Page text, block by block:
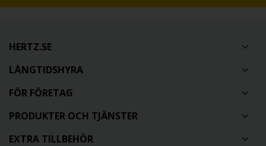
HERTZ.SE
LÅNGTIDSHYRA
FÖR FÖRETAG
PRODUKTER OCH TJÄNSTER
EXTRA TILLBEHÖR